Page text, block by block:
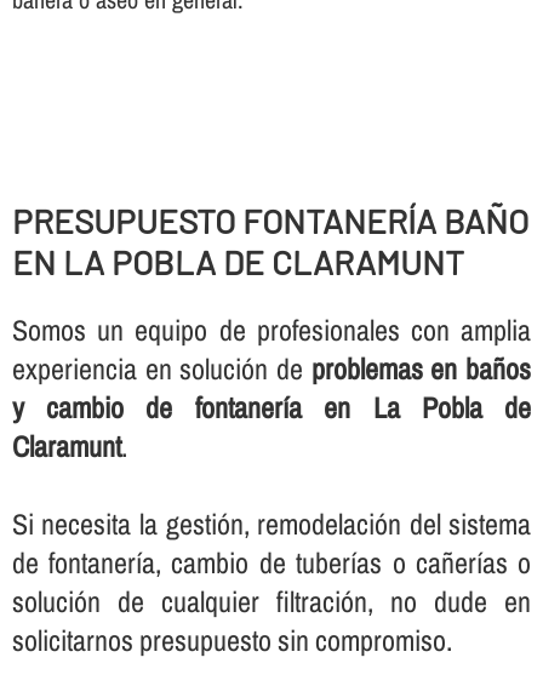
PRESUPUESTO FONTANERÍ­A BAÑO
EN LA POBLA DE CLARAMUNT
Somos un equipo de profesionales con amplia
experiencia en solución de problemas en baños
y cambio de fontanerí­a en La Pobla de
Claramunt.
Si necesita la gestión, remodelación del sistema
de fontanerí­a, cambio de tuberí­as o cañerí­as o
solución de cualquier filtración, no dude en
solicitarnos presupuesto sin compromiso.